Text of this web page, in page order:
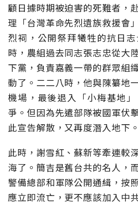
顧日據時期被迫害的死難者，
理「台灣革命先烈遺族救援會
烈祠，公開祭拜犧牲的抗日
時，農組過去同志張志忠從大
下黨，負責嘉義一帶的群眾組
動了。二二八時，他與陳纂地
機場，最後退入「小梅基地
爭。但因為先遣部隊被國軍伏
此宣告解散，又再度潛入地下。
此時，謝雪紅、蘇新等牽連較
海了。簡吉是舊台共的名人，
警備總部和軍隊公開通緝，按
應立即流亡，更不應該加入中